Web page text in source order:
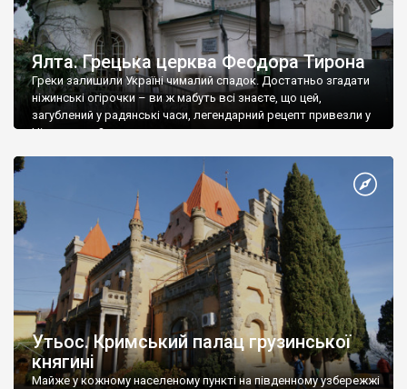
Ялта. Грецька церква Феодора Тирона
Греки залишили Україні чималий спадок. Достатньо згадати
ніжинські огірочки – ви ж мабуть всі знаєте, що цей,
загублений у радянські часи, легендарний рецепт привезли у
Ніжин греки?
Утьос. Кримський палац грузинської
княгині
Майже у кожному населеному пункті на південному узбережжі